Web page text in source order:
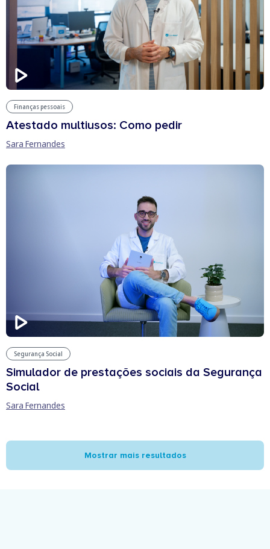
Finanças pessoais
Atestado multiusos: Como pedir
Sara Fernandes
Segurança Social
Simulador de prestações sociais da Segurança
Social
Sara Fernandes
Mostrar mais resultados